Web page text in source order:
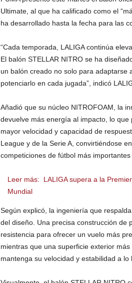
Ultimate, al que ha calificado como el
ha desarrollado hasta la fecha para las
“Cada temporada, LALIGA continúa
El balón STELLAR NITRO se ha
un balón creado no solo para adaptarse
potenciarlo en cada jugada”, indicó
Añadió que su núcleo NITROFOAM, la
devuelve más energía al impacto, lo
mayor velocidad y capacidad de
League y de la Serie A, convirtiéndose
competiciones de fútbol más
Leer más:
LALIGA supera a la
Mundial
Según explicó, la ingeniería que
del diseño. Una precisa construcción de
resistencia para ofrecer un vuelo más
mientras que una superficie exterior
mantenga su velocidad y estabilidad a